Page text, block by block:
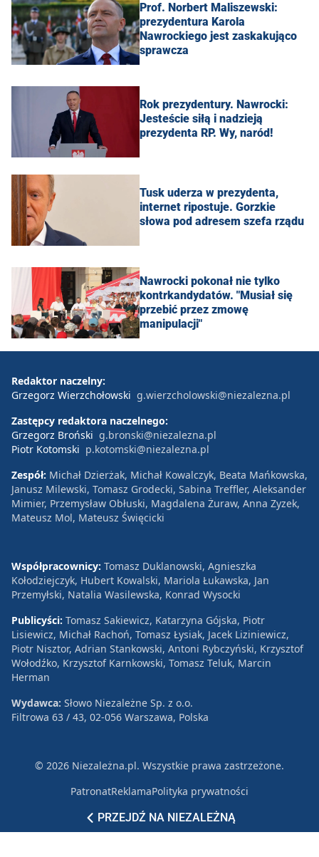
Prof. Norbert Maliszewski:
prezydentura Karola
Nawrockiego jest zaskakująco
sprawcza
Rok prezydentury. Nawrocki:
Jesteście siłą i nadzieją
prezydenta RP. Wy, naród!
Tusk uderza w prezydenta,
internet ripostuje. Gorzkie
słowa pod adresem szefa rządu
Nawrocki pokonał nie tylko
kontrkandydatów. "Musiał się
przebić przez zmowę
manipulacji"
PRZEJDŹ NA NIEZALEŻNĄ
Redaktor naczelny:
Grzegorz Wierzchołowski g.wierzcholowski@niezalezna.pl
Zastępcy redaktora naczelnego:
Grzegorz Broński g.bronski@niezalezna.pl
Piotr Kotomski p.kotomski@niezalezna.pl
Zespół: Michał Dzierżak, Michał Kowalczyk, Beata Mańkowska,
Janusz Milewski, Tomasz Grodecki, Sabina Treffler, Aleksander
Mimier, Przemysław Obłuski, Magdalena Żuraw, Anna Zyzek,
Mateusz Mol, Mateusz Święcicki
Współpracownicy: Tomasz Duklanowski, Agnieszka
Kołodziejczyk, Hubert Kowalski, Mariola Łukawska, Jan
Przemyłski, Natalia Wasilewska, Konrad Wysocki
Publicyści: Tomasz Sakiewicz, Katarzyna Gójska, Piotr
Lisiewicz, Michał Rachoń, Tomasz Łysiak, Jacek Liziniewicz,
Piotr Nisztor, Adrian Stankowski, Antoni Rybczyński, Krzysztof
Wołodźko, Krzysztof Karnkowski, Tomasz Teluk, Marcin
Herman
Wydawca: Słowo Niezależne Sp. z o.o.
Filtrowa 63 / 43, 02-056 Warszawa, Polska
© 2026 Niezależna.pl. Wszystkie prawa zastrzeżone.
PatronatReklamaPolityka prywatności